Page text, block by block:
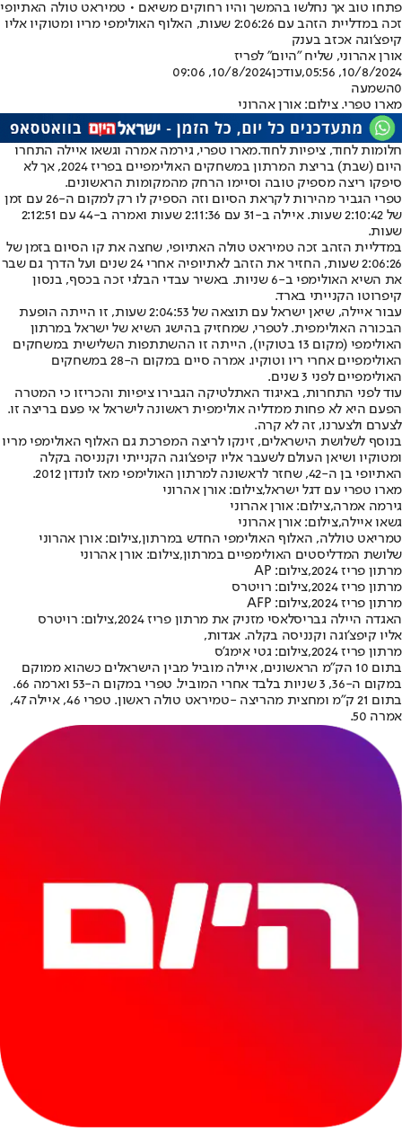
פתחו טוב אך נחלשו בהמשך והיו רחוקים משיאם • טמיראט טולה האתיופי
זכה במדליית הזהב עם 2:06:26 שעות, האלוף האולימפי מריו ומטוקיו אליו
קיפצ'וגה אכזב בענק
אורן אהרוני, שליח "היום" לפריז
10/8/2024, 05:56
,עודכן10/8/2024, 09:06
0השמעה
מארו טפרי. צילום: אורן אהרוני
חלומות לחוד, ציפיות לחוד.מארו טפרי, גירמה אמרה וגשאו איילה התחרו
היום (שבת) בריצת המרתון במשחקים האולימפיים בפריז 2024, אך לא
סיפקו ריצה מספיק טובה וסיימו הרחק מהמקומות הראשונים.
טפרי הגביר מהירות לקראת הסיום וזה הספיק לו רק למקום ה-26 עם זמן
של 2:10:42 שעות. איילה ב-31 עם 2:11:36 שעות ואמרה ב-44 עם 2:12:51
שעות.
במדליית הזהב זכה טמיראט טולה האתיופי, שחצה את קו הסיום בזמן של
2:06:26 שעות, החזיר את הזהב לאתיופיה אחרי 24 שנים ועל הדרך גם שבר
את השיא האולימפי ב-6 שניות. באשיר עבדי הבלגי זכה בכסף, בנסון
קיפרוטו הקנייתי בארד.
עבור איילה, שיאן ישראל עם תוצאה של 2:04:53 שעות, זו הייתה הופעת
הבכורה האולימפית. לטפרי, שמחזיק בהישג השיא של ישראל במרתון
האולימפי (מקום 13 בטוקיו), הייתה זו ההשתתפות השלישית במשחקים
האולימפיים אחרי ריו וטוקיו. אמרה סיים במקום ה-28 במשחקים
האולימפיים לפני 3 שנים.
עוד לפני התחרות, באיגוד האתלטיקה הגבירו ציפיות והכריזו כי המטרה
הפעם היא לא פחות ממדליה אולימפית ראשונה לישראל אי פעם בריצה זו.
לצערם ולצערנו, זה לא קרה.
בנוסף לשלושת הישראלים, זינקו לריצה המפרכת גם האלוף האולימפי מריו
ומטוקיו ושיאן העולם לשעבר אליו קיפצ'וגה הקנייתי וקנניסה בקלה
האתיופי בן ה-42, שחזר לראשונה למרתון האולימפי מאז לונדון 2012.
מארו טפרי עם דגל ישראל,צילום: אורן אהרוני
גירמה אמרה,צילום: אורן אהרוני
גשאו איילה,צילום: אורן אהרוני
טמריאט טוללה, האלוף האולימפי החדש במרתון,צילום: אורן אהרוני
שלושת המדליסטים האולימפיים במרתון,צילום: אורן אהרוני
מרתון פריז 2024,צילום: AP
מרתון פריז 2024,צילום: רויטרס
מרתון פריז 2024,צילום: AFP
האגדה היילה גבריסלאסי מזניק את מרתון פריז 2024,צילום: רויטרס
אליו קיפצ'וגה וקנניסה בקלה. אגדות,
מרתון פריז 2024,צילום: גטי אימג'ס
בתום 10 הק"מ הראשונים, איילה מוביל מבין הישראלים כשהוא ממוקם
במקום ה-36, 3 שניות בלבד אחרי המוביל. טפרי במקום ה-53 וארמה 66.
בתום 21 ק"מ ומחצית מהריצה -
טמיראט טולה ראשון. טפרי 46, איילה 47,
אמרה 50.